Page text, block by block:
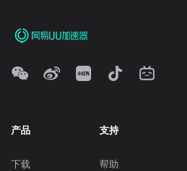
产品
下载
支持
帮助